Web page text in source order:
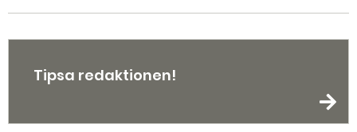
Tipsa redaktionen!